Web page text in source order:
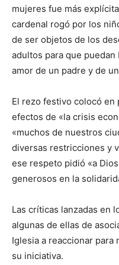
mujeres fue más
cardenal rogó por los
de ser objetos de los
adultos para que
amor de un padre y de
El rezo festivo colocó
efectos de «la crisis
«muchos de nuestros
diversas restricciones y
ese respeto pidió «a
generosos en la
Las críticas lanzadas en
algunas de ellas de
Iglesia a reaccionar
su iniciativa.